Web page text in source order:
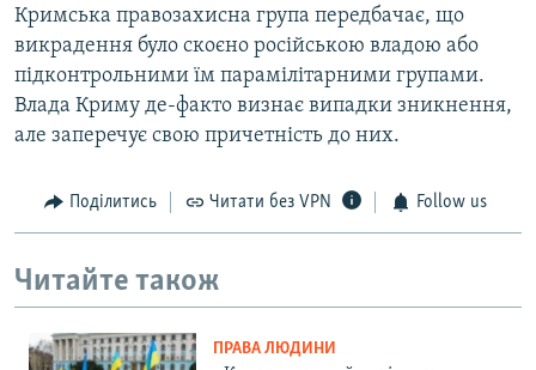
Кримська правозахисна група передбачає, що
викрадення було скоєно російською владою або
підконтрольними їм парамілітарними групами.
Влада Криму де-факто визнає випадки зникнення,
але заперечує свою причетність до них.
Поділитись Читати без VPN Follow us
Читайте також
ПРАВА ЛЮДИНИ